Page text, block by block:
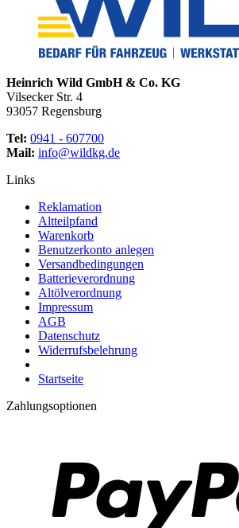
Heinrich Wild GmbH & Co. KG
Vilsecker Str. 4
93057 Regensburg
Tel: 0941 - 607700
Mail: info@wildkg.de
Links
Reklamation
Altteilpfand
Warenkorb
Benutzerkonto anlegen
Versandbedingungen
Batterieverordnung
Altölverordnung
Impressum
AGB
Datenschutz
Widerrufsbelehrung
Startseite
Zahlungsoptionen